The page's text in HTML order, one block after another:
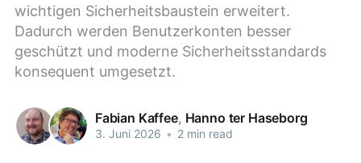
wichtigen Sicherheitsbaustein erweitert.
Dadurch werden Benutzerkonten besser
geschützt und moderne Sicherheitsstandards
konsequent umgesetzt.
Fabian Kaffee, Hanno ter Haseborg
3. Juni 2026 • 2 min read